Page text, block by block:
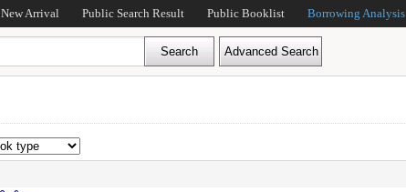
New Arrival Public Search Result Public Booklist Borrowing Analysis